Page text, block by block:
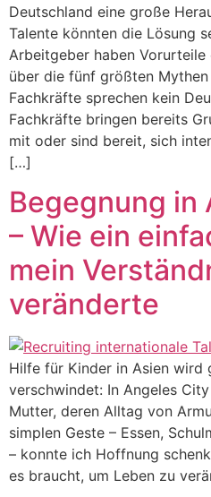
Deutschland eine große
Talente könnten die Lösung
Arbeitgeber haben
über die fünf größten Mythen
Fachkräfte sprechen kein
Fachkräfte bringen bereits
mit oder sind bereit, sich
[…]
Begegnung in
– Wie ein
mein
veränderte
Hilfe für Kinder in Asien wird
verschwindet: In Angeles
Mutter, deren Alltag von
simplen Geste – Essen,
– konnte ich Hoffnung
es braucht, um Leben zu